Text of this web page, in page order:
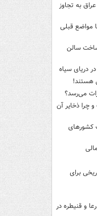
به تجاوز
مواضع قبلی
سالن
دریای سیاه
هستند!
می‌رسد؟
چرا ذخایر آن
کشورهای
برای
و قنیطره در